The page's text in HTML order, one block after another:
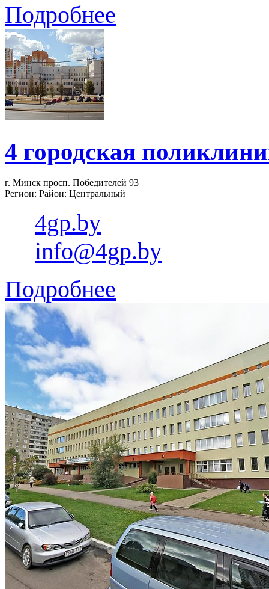
Подробнее
4 городская
г. Минск просп. Победителей 93
Регион: Район: Центральный
4gp.by
info@4gp.by
Подробнее